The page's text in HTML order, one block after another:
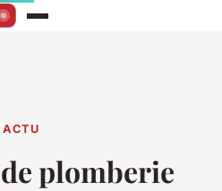
ACTU
plomberie